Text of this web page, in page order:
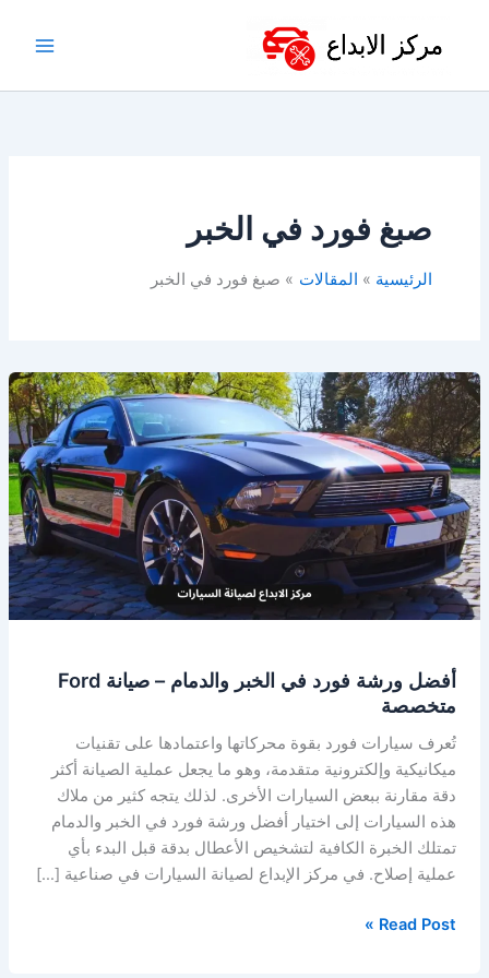
صبغ فورد في الخبر
الرئيسية المقالات صبغ فورد في الخبر
أفضل ورشة فورد في الخبر والدمام – صيانة Ford
متخصصة
تُعرف سيارات فورد بقوة محركاتها واعتمادها على تقنيات
ميكانيكية وإلكترونية متقدمة، وهو ما يجعل عملية الصيانة أكثر
دقة مقارنة ببعض السيارات الأخرى. لذلك يتجه كثير من ملاك
هذه السيارات إلى اختيار أفضل ورشة فورد في الخبر والدمام
تمتلك الخبرة الكافية لتشخيص الأعطال بدقة قبل البدء بأي
عملية إصلاح. في مركز الإبداع لصيانة السيارات في صناعية […]
أفضل
ورشة
فورد
في
الخبر
والدمام
–
صيانة
Ford
متخصصة
Read Post »